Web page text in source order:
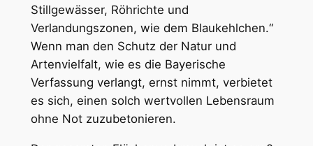
Stillgewässer, Röhrichte und
Verlandungszonen, wie dem Blaukehlchen.“
Wenn man den Schutz der Natur und
Artenvielfalt, wie es die Bayerische
Verfassung verlangt, ernst nimmt, verbietet
es sich, einen solch wertvollen Lebensraum
ohne Not zuzubetonieren.